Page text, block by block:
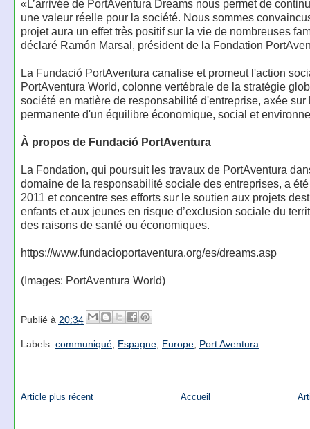
«L’arrivée de PortAventura Dreams nous permet de
une valeur réelle pour la société. Nous sommes
projet aura un effet très positif sur la vie de nombreuses
déclaré Ramón Marsal, président de la Fondation
La Fundació PortAventura canalise et promeut l'action
PortAventura World, colonne vertébrale de la stratégie
société en matière de responsabilité d'entreprise, axée sur
permanente d'un équilibre économique, social et
À propos de Fundació PortAventura
La Fondation, qui poursuit les travaux de PortAventura
domaine de la responsabilité sociale des entreprises, a
2011 et concentre ses efforts sur le soutien aux projets
enfants et aux jeunes en risque d’exclusion sociale du
des raisons de santé ou économiques.
https://www.fundacioportaventura.org/es/dreams.asp
(Images: PortAventura World)
Publié à 20:34
Labels: communiqué, Espagne, Europe, Port Aventura
Article plus récent Accueil